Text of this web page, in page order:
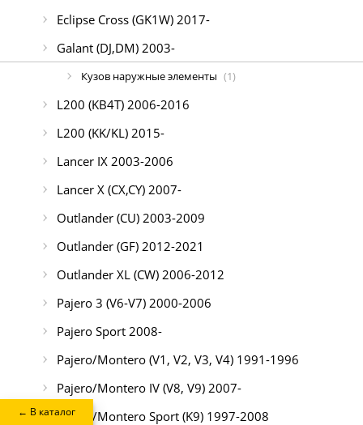
← В каталог
Eclipse Cross (GK1W) 2017-
Galant (DJ,DM) 2003-
Кузов наружные элементы (1)
L200 (KB4T) 2006-2016
L200 (KK/KL) 2015-
Lancer IX 2003-2006
Lancer X (CX,CY) 2007-
Outlander (CU) 2003-2009
Outlander (GF) 2012-2021
Outlander XL (CW) 2006-2012
Pajero 3 (V6-V7) 2000-2006
Pajero Sport 2008-
Pajero/Montero (V1, V2, V3, V4) 1991-1996
Pajero/Montero IV (V8, V9) 2007-
Pajero/Montero Sport (K9) 1997-2008